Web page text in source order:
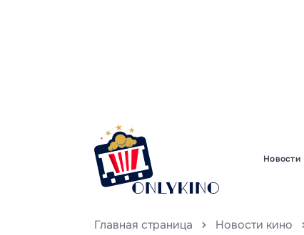
Новости
Главная страница Новости кино